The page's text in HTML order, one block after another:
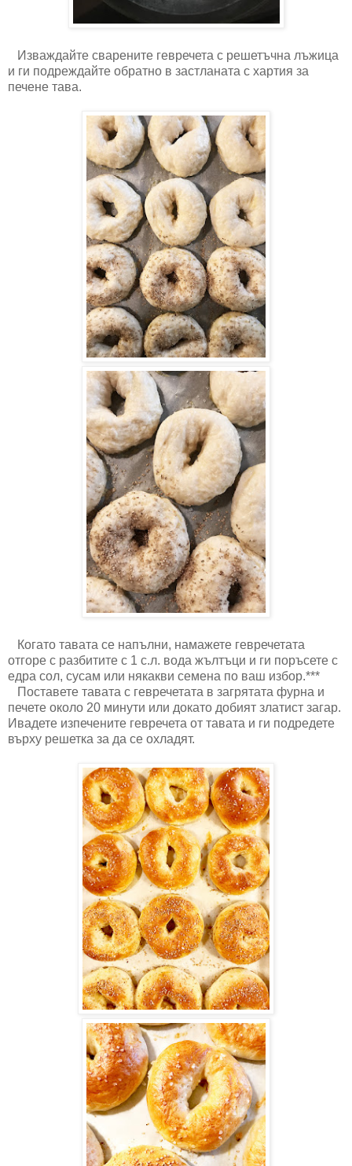
Изваждайте сварените гевречета с решетъчна лъжица
и ги подреждайте обратно в застланата с хартия за
печене тава.
Когато тавата се напълни, намажете гевречетата
отгоре с разбитите с 1 с.л. вода жълтъци и ги поръсете с
едра сол, сусам или някакви семена по ваш избор.***
Поставете тавата с гевречетата в загрятата фурна и
печете около 20 минути или докато добият златист загар.
Ивадете изпечените гевречета от тавата и ги подредете
върху решетка за да се охладят.